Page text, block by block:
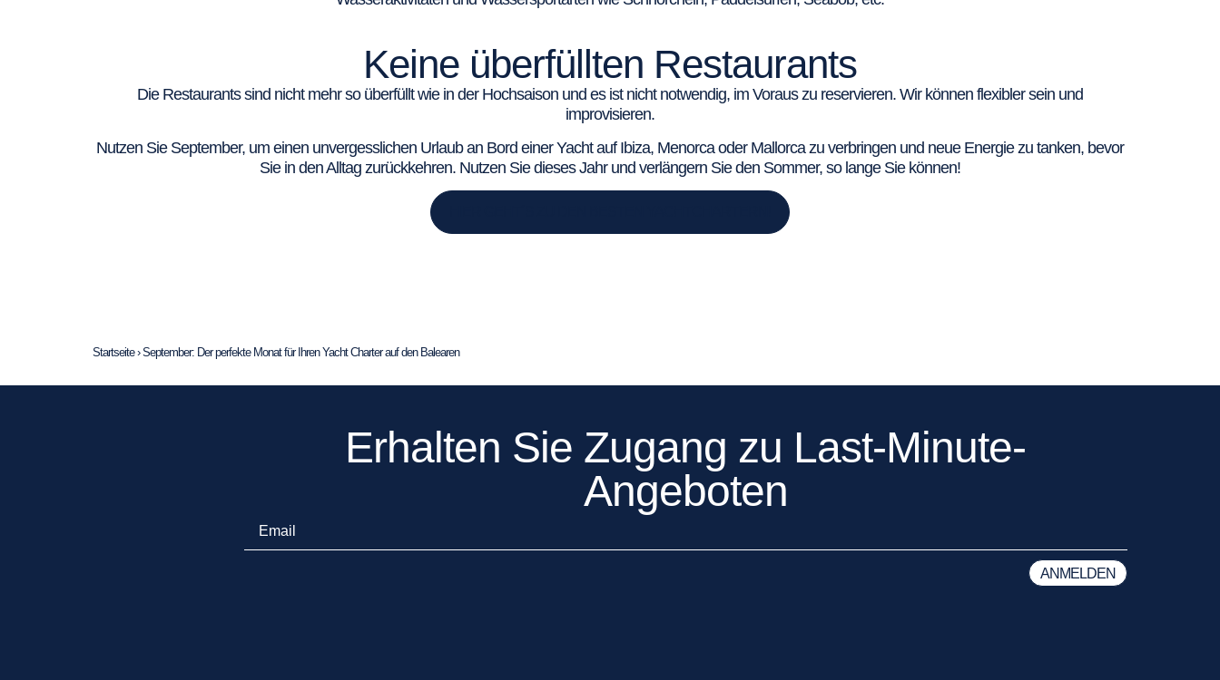
Keine überfüllten Restaurants
Die Restaurants sind nicht mehr so überfüllt wie in der Hochsaison und es ist nicht notwendig, im Voraus zu reservieren. Wir können flexibler sein und
improvisieren.
Nutzen Sie September, um einen unvergesslichen Urlaub an Bord einer Yacht auf Ibiza, Menorca oder Mallorca zu verbringen und neue Energie zu tanken, bevor
Sie in den Alltag zurückkehren. Nutzen Sie dieses Jahr und verlängern Sie den Sommer, so lange Sie können!
Startseite›September: Der perfekte Monat für Ihren Yacht Charter auf den Balearen
Erhalten Sie Zugang zu Last-Minute-
Angeboten